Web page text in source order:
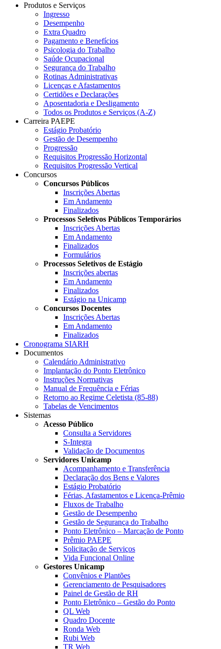
Produtos e Serviços
Ingresso
Desempenho
Extra Quadro
Pagamento e Benefícios
Psicologia do Trabalho
Saúde Ocupacional
Segurança do Trabalho
Rotinas Administrativas
Licenças e Afastamentos
Certidões e Declarações
Aposentadoria e Desligamento
Todos os Produtos e Serviços (A-Z)
Carreira PAEPE
Estágio Probatório
Gestão de Desempenho
Progressão
Requisitos Progressão Horizontal
Requisitos Progressão Vertical
Concursos
Concursos Públicos
Inscrições Abertas
Em Andamento
Finalizados
Processos Seletivos Públicos Temporários
Inscrições Abertas
Em Andamento
Finalizados
Formulários
Processos Seletivos de Estágio
Inscrições abertas
Em Andamento
Finalizados
Estágio na Unicamp
Concursos Docentes
Inscrições Abertas
Em Andamento
Finalizados
Cronograma SIARH
Documentos
Calendário Administrativo
Implantação do Ponto Eletrônico
Instruções Normativas
Manual de Frequência e Férias
Retorno ao Regime Celetista (85-88)
Tabelas de Vencimentos
Sistemas
Acesso Público
Consulta a Servidores
S-Integra
Validação de Documentos
Servidores Unicamp
Acompanhamento e Transferência
Declaração dos Bens e Valores
Estágio Probatório
Férias, Afastamentos e Licença-Prêmio
Fluxos de Trabalho
Gestão de Desempenho
Gestão de Segurança do Trabalho
Ponto Eletrônico – Marcação de Ponto
Prêmio PAEPE
Solicitação de Serviços
Vida Funcional Online
Gestores Unicamp
Convênios e Plantões
Gerenciamento de Pesquisadores
Painel de Gestão de RH
Ponto Eletrônico – Gestão do Ponto
QL Web
Quadro Docente
Ronda Web
Rubi Web
TR Web